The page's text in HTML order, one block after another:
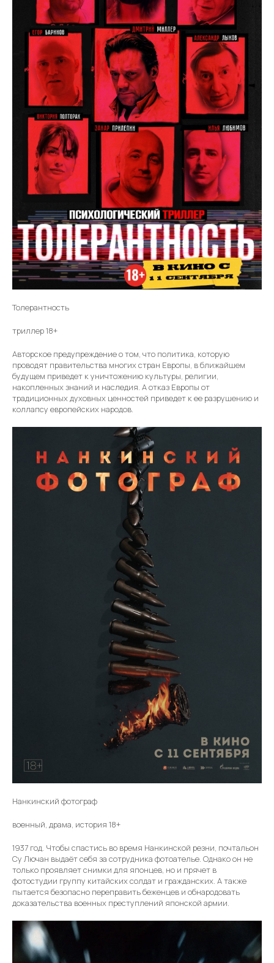
Толерантность
триллер 18+
Авторское предупреждение о том, что политика, которую
проводят правительства многих стран Европы, в ближайшем
будущем приведет к уничтожению культуры, религии,
накопленных знаний и наследия. А отказ Европы от
традиционных духовных ценностей приведет к ее разрушению и
коллапсу европейских народов.
Нанкинский фотограф
военный, драма, история 18+
1937 год. Чтобы спастись во время Нанкинской резни, почтальон
Су Лючан выдаёт себя за сотрудника фотоателье. Однако он не
только проявляет снимки для японцев, но и прячет в
фотостудии группу китайских солдат и гражданских. А также
пытается безопасно переправить беженцев и обнародовать
доказательства военных преступлений японской армии.